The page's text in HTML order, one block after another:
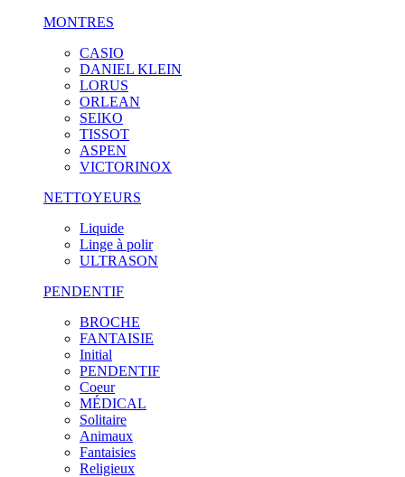
MONTRES
CASIO
DANIEL KLEIN
LORUS
ORLEAN
SEIKO
TISSOT
ASPEN
VICTORINOX
NETTOYEURS
Liquide
Linge à polir
ULTRASON
PENDENTIF
BROCHE
FANTAISIE
Initial
PENDENTIF
Coeur
MÉDICAL
Solitaire
Animaux
Fantaisies
Religieux